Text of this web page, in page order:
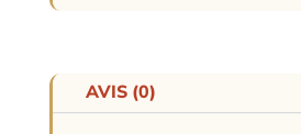
AVIS (0)